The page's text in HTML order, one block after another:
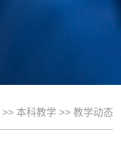
>> 本科教学 >> 教学动态